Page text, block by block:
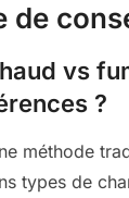
de
vs
?
méthode
types de